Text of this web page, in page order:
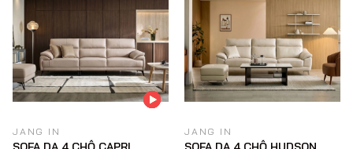
JANG IN JANG IN